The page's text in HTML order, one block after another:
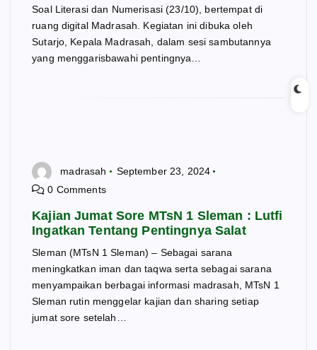
Soal Literasi dan Numerisasi (23/10), bertempat di
ruang digital Madrasah. Kegiatan ini dibuka oleh
Sutarjo, Kepala Madrasah, dalam sesi sambutannya
yang menggarisbawahi pentingnya…
madrasah
September 23, 2024
0 Comments
Kajian Jumat Sore MTsN 1 Sleman : Lutfi
Ingatkan Tentang Pentingnya Salat
Sleman (MTsN 1 Sleman) – Sebagai sarana
meningkatkan iman dan taqwa serta sebagai sarana
menyampaikan berbagai informasi madrasah, MTsN 1
Sleman rutin menggelar kajian dan sharing setiap
jumat sore setelah…